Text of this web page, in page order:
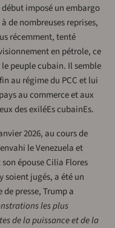
imposé un embargo
de nombreuses reprises,
récemment, tenté
en pétrole, ce
peuple cubain. Il semble
au régime du PCC et lui
au commerce et aux
des exiléEs cubainEs.
2026, au cours de
le Venezuela et
épouse Cilia Flores
soient jugés, a été un
de presse, Trump a
les plus
de la puissance et de la